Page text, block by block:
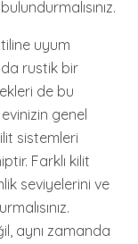
uyum
da rustik bir
de bu
genel
sistemleri
Farklı kilit
seviyelerini ve
aynı zamanda